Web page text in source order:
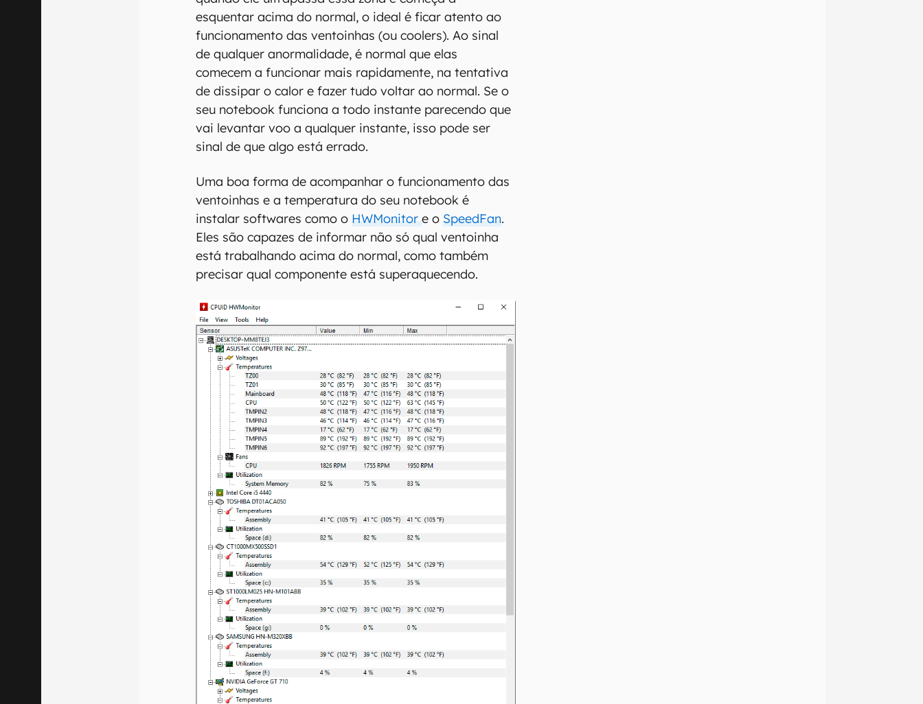
esquentar acima do normal, o ideal é ficar atento ao
funcionamento das ventoinhas (ou coolers). Ao sinal
de qualquer anormalidade, é normal que elas
comecem a funcionar mais rapidamente, na tentativa
de dissipar o calor e fazer tudo voltar ao normal. Se o
seu notebook funciona a todo instante parecendo que
vai levantar voo a qualquer instante, isso pode ser
sinal de que algo está errado.
Uma boa forma de acompanhar o funcionamento das
ventoinhas e a temperatura do seu notebook é
instalar softwares como o HWMonitore o SpeedFan.
Eles são capazes de informar não só qual ventoinha
está trabalhando acima do normal, como também
precisar qual componente está superaquecendo.